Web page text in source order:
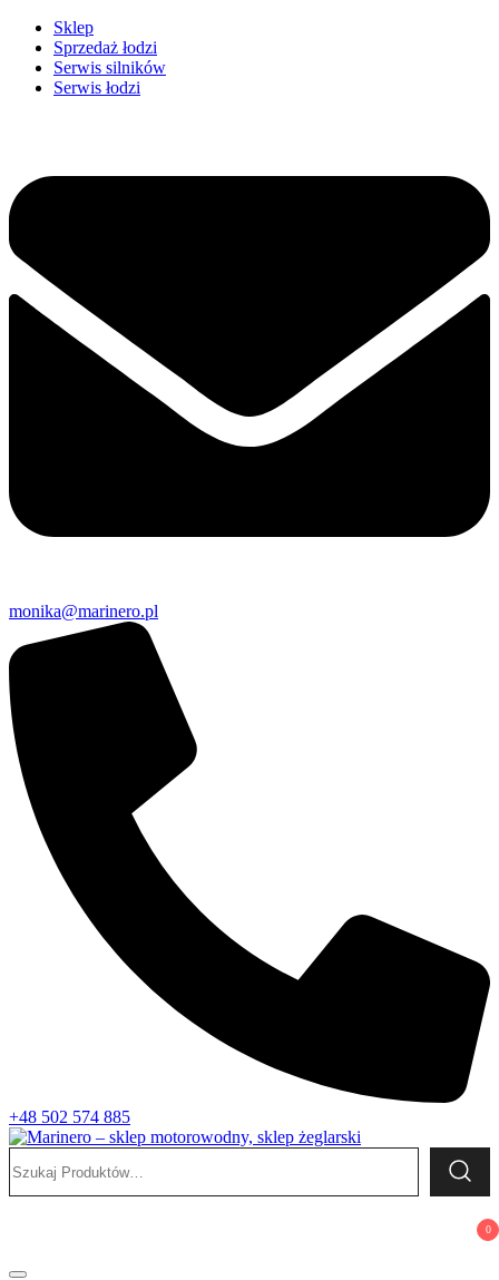
Przejdź
treści
Sklep
Sprzedaż łodzi
Serwis silników
Serwis łodzi
monika@marinero.pl
+48 502 574 885
Marinero – sklep motorowodny, sklep żeglarski
Sklep motorowodny, Sklep żeglarski, części do silników,
wyposażenie łodzi motorowych, elektronika morska
0